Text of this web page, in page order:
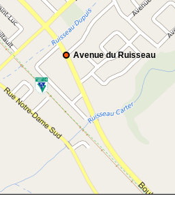
Avenue du Ruisseau